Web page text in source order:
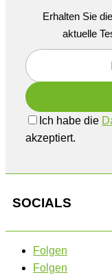
Erhalten Sie
aktuelle
Ich habe die
akzeptiert.
SOCIALS
Folgen
Folgen